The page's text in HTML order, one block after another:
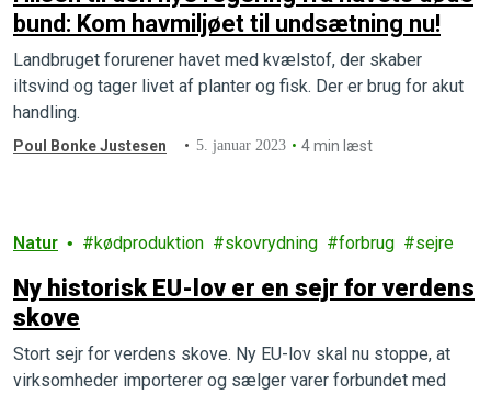
bund: Kom havmiljøet til undsætning nu!
Landbruget forurener havet med kvælstof, der skaber
iltsvind og tager livet af planter og fisk. Der er brug for akut
handling.
Poul Bonke Justesen 5. januar 2023 4 min læst
Natur kødproduktion skovrydning forbrug sejre
Ny historisk EU-lov er en sejr for verdens
skove
Stort sejr for verdens skove. Ny EU-lov skal nu stoppe, at
virksomheder importerer og sælger varer forbundet med